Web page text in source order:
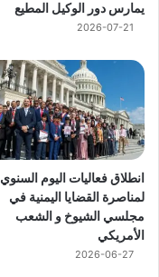
يمارس دور الوكيل المطيع
2026-07-21
انطلاق فعاليات اليوم السنوي
لمناصرة القضايا اليمنية في
مجلسي الشيوخ و الشعب
الأمريكي
2026-06-27